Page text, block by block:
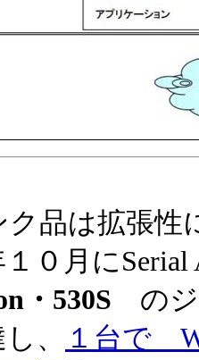
品は拡張性
０月に
・530S のジ
、
１台で